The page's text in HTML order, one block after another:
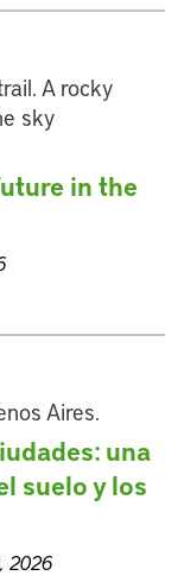
in the
una
suelo y los
2026